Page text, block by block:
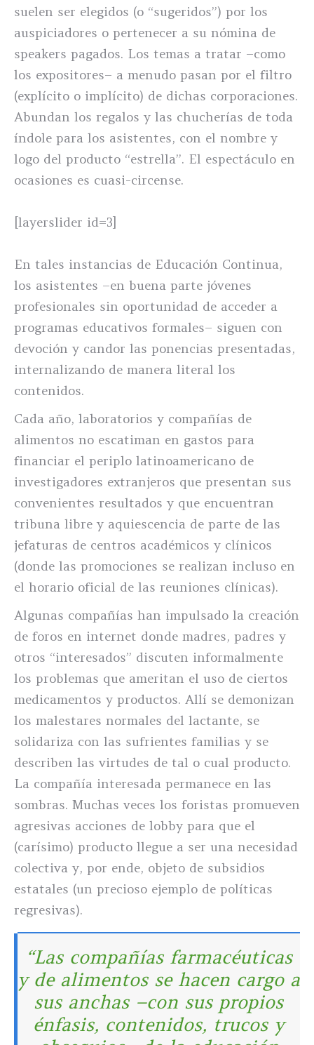
suelen ser elegidos (o “sugeridos”) por los
auspiciadores o pertenecer a su nómina de
speakers pagados. Los temas a tratar –como
los expositores– a menudo pasan por el filtro
(explícito o implícito) de dichas corporaciones.
Abundan los regalos y las chucherías de toda
índole para los asistentes, con el nombre y
logo del producto “estrella”. El espectáculo en
ocasiones es cuasi-circense.
[layerslider id=3]
En tales instancias de Educación Continua,
los asistentes –en buena parte jóvenes
profesionales sin oportunidad de acceder a
programas educativos formales– siguen con
devoción y candor las ponencias presentadas,
internalizando de manera literal los
contenidos.
Cada año, laboratorios y compañías de
alimentos no escatiman en gastos para
financiar el periplo latinoamericano de
investigadores extranjeros que presentan sus
convenientes resultados y que encuentran
tribuna libre y aquiescencia de parte de las
jefaturas de centros académicos y clínicos
(donde las promociones se realizan incluso en
el horario oficial de las reuniones clínicas).
Algunas compañías han impulsado la creación
de foros en internet donde madres, padres y
otros “interesados” discuten informalmente
los problemas que ameritan el uso de ciertos
medicamentos y productos. Allí se demonizan
los malestares normales del lactante, se
solidariza con las sufrientes familias y se
describen las virtudes de tal o cual producto.
La compañía interesada permanece en las
sombras. Muchas veces los foristas promueven
agresivas acciones de lobby para que el
(carísimo) producto llegue a ser una necesidad
colectiva y, por ende, objeto de subsidios
estatales (un precioso ejemplo de políticas
regresivas).
“Las compañías farmacéuticas
y de alimentos se hacen cargo a
sus anchas –con sus propios
énfasis, contenidos, trucos y